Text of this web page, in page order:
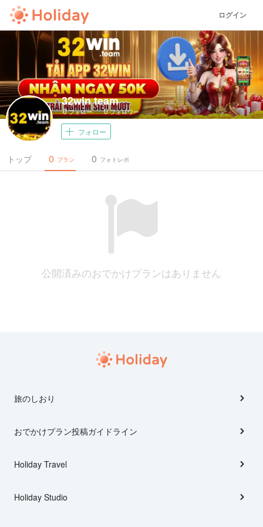
ログイン
32win team
0フォロー 0フォロワー
フォロー
トップ プラン
0 フォトレポ
0
公開済みのおでかけプランはありません
旅のしおり
おでかけプラン投稿ガイドライン
Holiday Travel
Holiday Studio